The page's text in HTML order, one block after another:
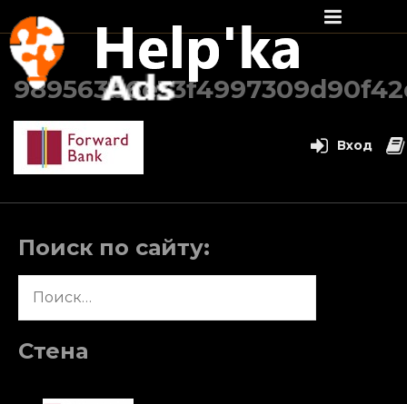
Перейти
содержимому
Поиск по сайту:
Стена
Вход